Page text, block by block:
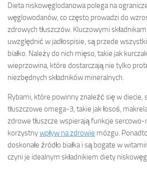
Dieta niskowęglodanowa polega na
węglowodanów, co często prowadzi do
zdrowych tłuszczów. Kluczowymi
uwzględnić w jadłospisie, są przede
białko. Należy do nich mięso, takie jak
wieprzowina, które dostarczają nie tylko
niezbędnych składników mineralnych.
Rybami, które powinny znaleźć się w diecie,
tłuszczowe omega-3, takie jak łosoś,
zdrowe tłuszcze wspierają funkcje
korzystnywpływ na zdrowie mózgu.
doskonałe źródło białka i są bogate w
czyni je idealnym składnikiem diety